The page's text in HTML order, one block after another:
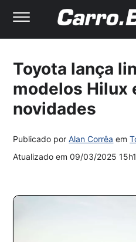
Toyota lança
modelos Hilux
novidades
Publicado porAlan Corrêa em
Atualizado em09/03/2025